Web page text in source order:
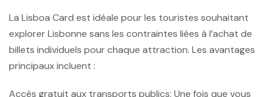
La Lisboa Card est idéale pour les touristes souhaitant
explorer Lisbonne sans les contraintes liées à l’achat de
billets individuels pour chaque attraction. Les avantages
principaux incluent :
Accès gratuit aux transports publics: Une fois que vous